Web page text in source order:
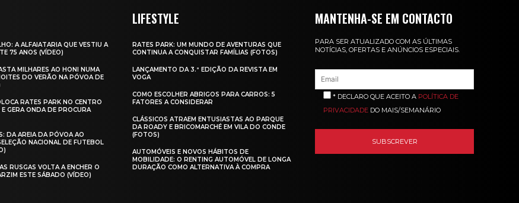
A ALFAIATARIA QUE VESTIU A
75 ANOS (VÍDEO)
MILHARES AO HONI NUMA
DO VERÃO NA PÓVOA DE
RATES PARK NO CENTRO
GERA ONDA DE PROCURA
DA AREIA DA PÓVOA AO
NACIONAL DE FUTEBOL
RUSGAS VOLTA A ENCHER O
ESTE SÁBADO (VÍDEO)
LIFESTYLE
RATES PARK: UM MUNDO DE AVENTURAS QUE
CONTINUA A CONQUISTAR FAMÍLIAS (FOTOS)
LANÇAMENTO DA 3.ª EDIÇÃO DA REVISTA EM
VOGA
COMO ESCOLHER ABRIGOS PARA CARROS: 5
FATORES A CONSIDERAR
CLÁSSICOS ATRAEM ENTUSIASTAS AO PARQUE
DA ROADY E BRICOMARCHÉ EM VILA DO CONDE
(FOTOS)
AUTOMÓVEIS E NOVOS HÁBITOS DE
MOBILIDADE: O RENTING AUTOMÓVEL DE LONGA
DURAÇÃO COMO ALTERNATIVA À COMPRA
MANTENHA-SE EM CONTACTO
PARA SER ATUALIZADO COM AS ÚLTIMAS
NOTÍCIAS, OFERTAS E ANÚNCIOS ESPECIAIS.
* DECLARO QUE ACEITO A POLÍTICA DE
PRIVACIDADE DO MAIS/SEMANÁRIO